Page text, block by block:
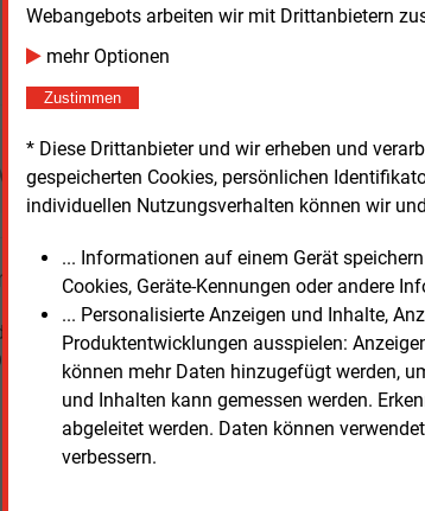
Webangebots arbeiten wir mit Drittanbietern
mehr Optionen
Zustimmen
* Diese Drittanbieter und wir erheben und
gespeicherten Cookies, persönlichen
individuellen Nutzungsverhalten können wir
... Informationen auf einem Gerät
Cookies, Geräte-Kennungen oder andere
... Personalisierte Anzeigen und Inhalte,
Produktentwicklungen ausspielen:
können mehr Daten hinzugefügt werden,
und Inhalten kann gemessen werden.
abgeleitet werden. Daten können
verbessern.
Sie diese und
redaktionellen
Testen Sie
und
Zwei Wochen
Zugang auf
Nachrichten